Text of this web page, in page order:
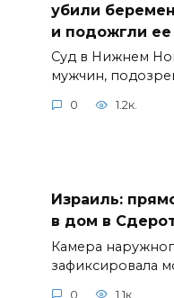
убили
и подожгли
Суд в Нижнем
мужчин,
0 1.2к.
Израиль:
в дом в
Камера
зафиксировала
0 1.1к.